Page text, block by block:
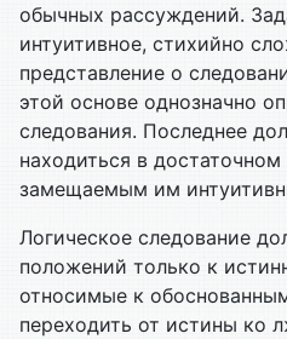
обычных рассуждений.
интуитивное, стихийно
представление о
этой основе однозначно
следования. Последнее
находиться в
замещаемым им
Логическое следование
положений только к
относимые к
переходить от истины ко